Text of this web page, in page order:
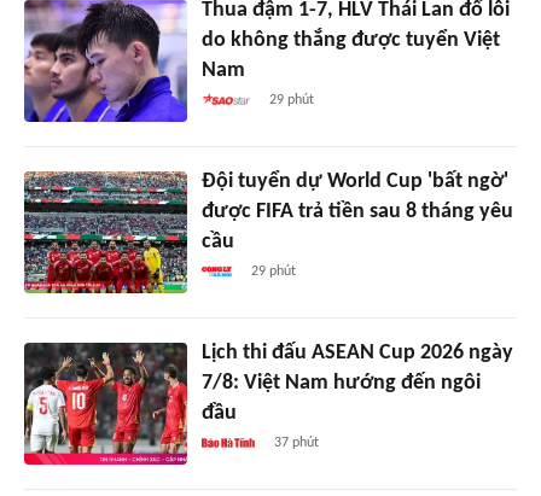
Thua đậm 1-7, HLV Thái Lan đổ lỗi
do không thắng được tuyển Việt
Nam
29 phút
Đội tuyển dự World Cup 'bất ngờ'
được FIFA trả tiền sau 8 tháng yêu
cầu
29 phút
Lịch thi đấu ASEAN Cup 2026 ngày
7/8: Việt Nam hướng đến ngôi
đầu
37 phút